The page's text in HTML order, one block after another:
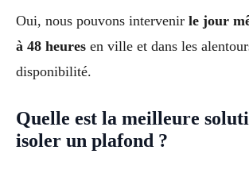
Oui, nous pouvons intervenir le jour
à 48 heures en ville et dans les
disponibilité.
Quelle est la meilleure
isoler un plafond ?